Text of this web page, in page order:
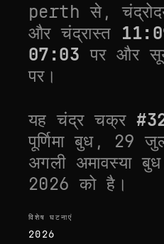
perth से,
और चंद्रास्त
07:03 पर और
पर।
यह चंद्र चक्र#
पूर्णिमाबुध, 29
अगली अमावस्या
2026 को है।
विशेष घटनाएं
विशेष घटनाएं
2026